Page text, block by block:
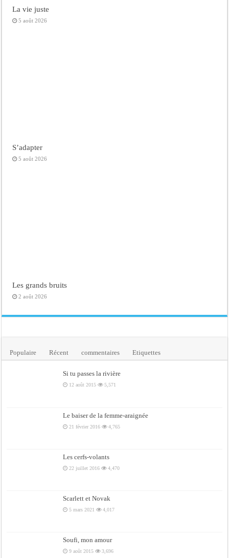
La vie juste
5 août 2026
S’adapter
5 août 2026
Les grands bruits
2 août 2026
Populaire Récent commentaires Etiquettes
Si tu passes la rivière
12 août 2015 5,571
Le baiser de la femme-araignée
21 février 2016 4,765
Les cerfs-volants
22 juillet 2016 4,470
Scarlett et Novak
5 mars 2021 4,017
Soufi, mon amour
9 août 2015 3,696